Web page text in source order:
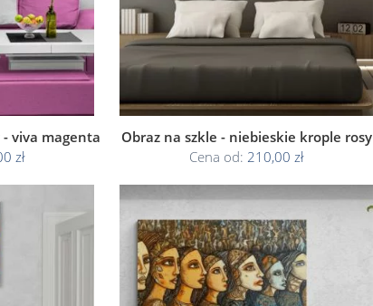
- viva magenta
zł
Obraz na szkle - niebieskie krople rosy
Cena od: 210,00 zł